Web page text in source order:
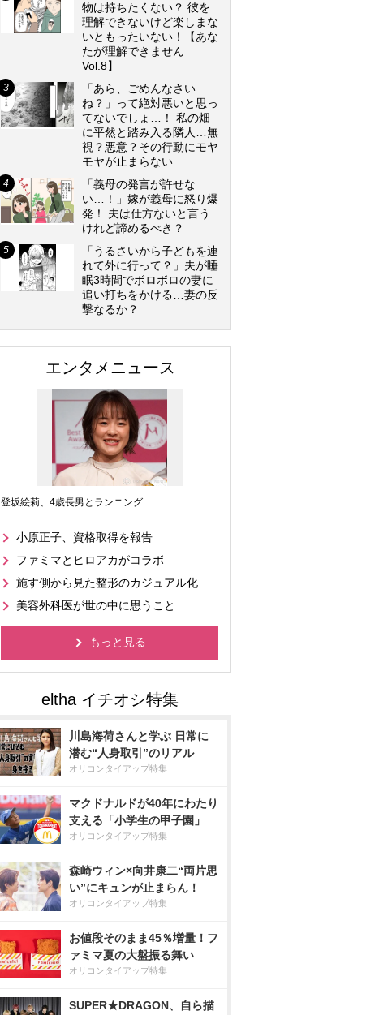
物は持ちたくない？ 彼を
理解できないけど楽しまな
いともったいない！【あな
たが理解できません
Vol.8】
「あら、ごめんなさい
ね？」って絶対悪いと思っ
てないでしょ…！ 私の畑
に平然と踏み入る隣人…無
視？悪意？その行動にモヤ
モヤが止まらない
「義母の発言が許せな
い…！」嫁が義母に怒り爆
発！ 夫は仕方ないと言う
けれど諦めるべき？
「うるさいから子どもを連
れて外に行って？」夫が睡
眠3時間でボロボロの妻に
追い打ちをかける…妻の反
撃なるか？
エンタメニュース
登坂絵莉、4歳長男とランニング
小原正子、資格取得を報告
ファミマとヒロアカがコラボ
施す側から見た整形のカジュアル化
美容外科医が世の中に思うこと
もっと見る
川島海荷さんと学ぶ 日常に
潜む“人身取引”のリアル
オリコンタイアップ特集
マクドナルドが40年にわたり
支える「小学生の甲子園」
オリコンタイアップ特集
森崎ウィン×向井康二“両片思
い”にキュンが止まらん！
オリコンタイアップ特集
お値段そのまま45％増量！フ
ァミマ夏の大盤振る舞い
オリコンタイアップ特集
SUPER★DRAGON、自ら描